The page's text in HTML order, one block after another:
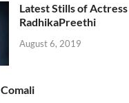
Latest Stills of Actress
RadhikaPreethi
August 6, 2019
Comali